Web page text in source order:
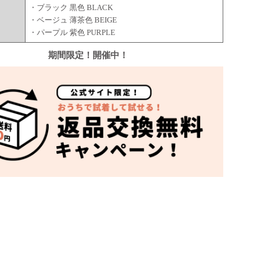
・ブラック 黒色 BLACK
・ベージュ 薄茶色 BEIGE
・パープル 紫色 PURPLE
期間限定！開催中！